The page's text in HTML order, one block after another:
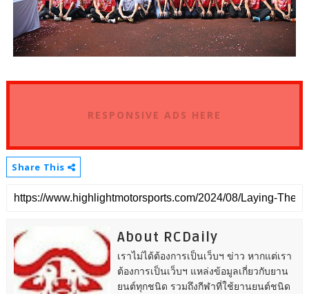
RESPONSIVE ADS HERE
Share This
About RCDaily
เราไม่ได้ต้องการเป็นเว็บฯ ข่าว หากแต่เรา
ต้องการเป็นเว็บฯ แหล่งข้อมูลเกี่ยวกับยาน
ยนต์ทุกชนิด รวมถึงกีฬาที่ใช้ยานยนต์ชนิด